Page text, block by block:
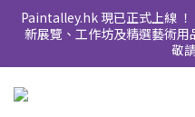
Paintalley.hk 現已正式上線
新展覽、工作坊及精選藝術用
敬